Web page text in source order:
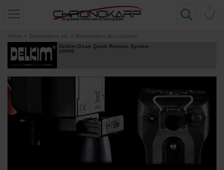
Home » Beetmelders etc » Beetmelders Accessoires
Delkim D-Lok Quick Release System
[203359]